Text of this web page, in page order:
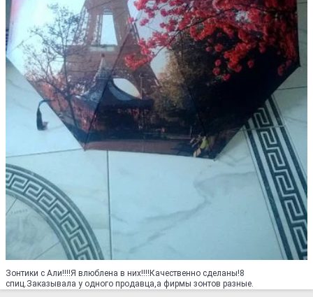
Зонтики с Али!!!!Я влюблена в них!!!!Качественно сделаны!8
спиц.Заказывала у одного продавца,а фирмы зонтов разные.